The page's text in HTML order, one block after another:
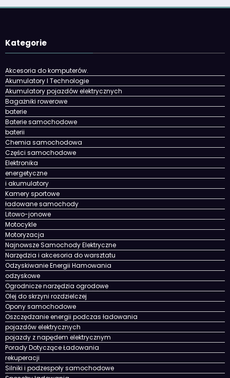
Kategorie
Akcesoria do komputerów.
Akumulatory I Technologie
Akumulatory pojazdów elektrycznych
Bagażniki rowerowe
baterie
Baterie samochodowe
baterii
Chemia samochodowa
Części samochodowe
Elektronika
energetyczne
i akumulatory
Kamery sportowe
ładowane samochody
Litowo-jonowe
Motocykle
Motoryzacja
Najnowsze Samochody Elektryczne
Narzędzia i akcesoria do warsztatu
Odzyskiwanie Energii Hamowania
odzyskowe
Ogrodnicze narzędzia ogrodowe
Olej do skrzyni rozdzielczej
Opony samochodowe
Oszczędzanie energii podczas ładowania
pojazdów elektrycznych
pojazdy z napędem elektrycznym
Porady Dotyczące Ładowania
rekuperacji
Silniki i podzespoły samochodowe